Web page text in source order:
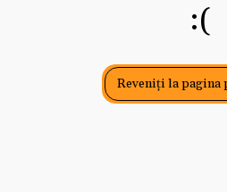
:(
Reveniți la pagina